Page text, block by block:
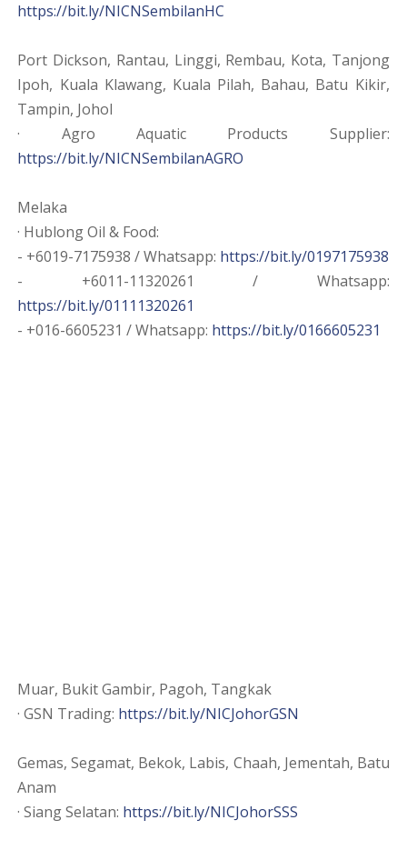
https://bit.ly/NICNSembilanHC
Port Dickson, Rantau, Linggi, Rembau, Kota, Tanjong
Ipoh, Kuala Klawang, Kuala Pilah, Bahau, Batu Kikir,
Tampin, Johol
· Agro Aquatic Products Supplier:
https://bit.ly/NICNSembilanAGRO
Melaka
· Hublong Oil & Food:
- +6019-7175938 / Whatsapp: https://bit.ly/0197175938
- +6011-11320261 / Whatsapp:
https://bit.ly/01111320261
- +016-6605231 / Whatsapp: https://bit.ly/0166605231
Muar, Bukit Gambir, Pagoh, Tangkak
· GSN Trading: https://bit.ly/NICJohorGSN
Gemas, Segamat, Bekok, Labis, Chaah, Jementah, Batu
Anam
· Siang Selatan: https://bit.ly/NICJohorSSS